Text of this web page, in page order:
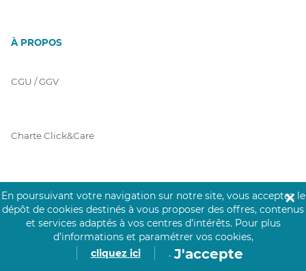
À PROPOS
CGU / GGV
Charte Click&Care
Code de Déontologie
Mentions Légales
En poursuivant votre navigation sur notre site, vous acceptez le
dépôt de cookies destinés à vous proposer des offres, contenus
et services adaptés à vos centres d’intérêts. Pour plus
d’informations et paramétrer vos cookies,
cliquez ici
. J'accepte
✕